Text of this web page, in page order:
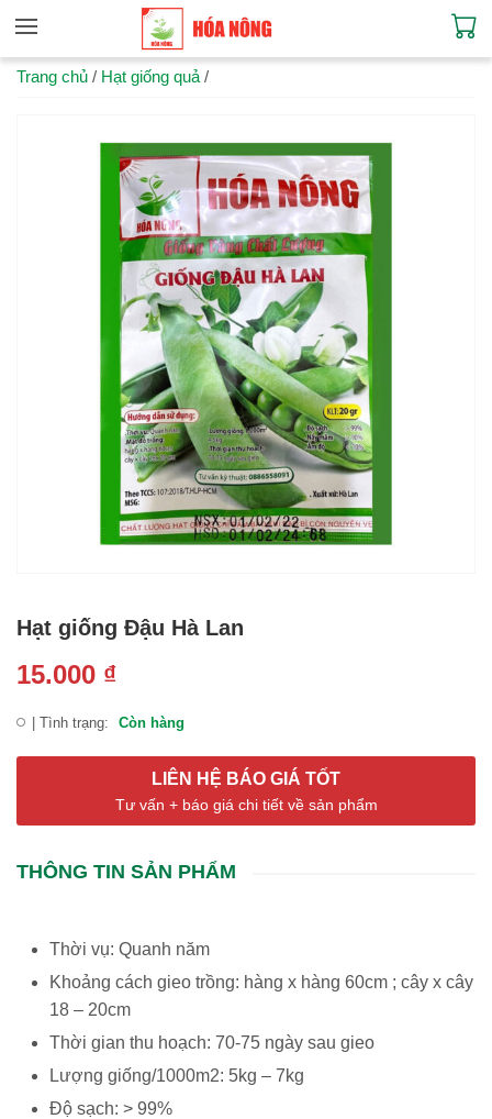
Trang chủ / Hạt giống quả /
Hạt giống Đậu Hà Lan
15.000 ₫
| Tình trạng: Còn hàng
LIÊN HỆ BÁO GIÁ TỐT
Tư vấn + báo giá chi tiết về sản phẩm
THÔNG TIN SẢN PHẨM
Thời vụ: Quanh năm
Khoảng cách gieo trồng: hàng x hàng 60cm ; cây x cây
18 – 20cm
Thời gian thu hoạch: 70-75 ngày sau gieo
Lượng giống/1000m2: 5kg – 7kg
Độ sạch: > 99%